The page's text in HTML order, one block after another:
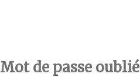
Mot de passe oublié